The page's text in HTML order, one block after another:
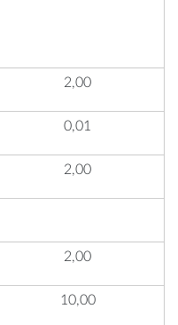
2,00
0,01
2,00
2,00
10,00